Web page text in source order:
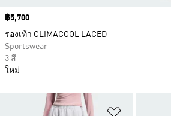
Price
฿5,700
รองเท้า CLIMACOOL LACED
Sportswear
3 สี
ใหม่